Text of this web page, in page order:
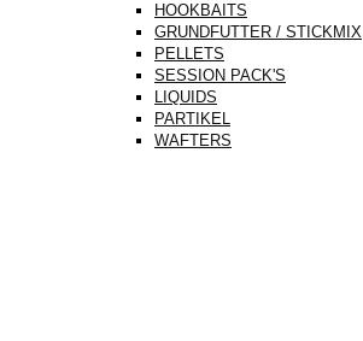
HOOKBAITS
GRUNDFUTTER / STICKMIX
PELLETS
SESSION PACK'S
LIQUIDS
PARTIKEL
WAFTERS